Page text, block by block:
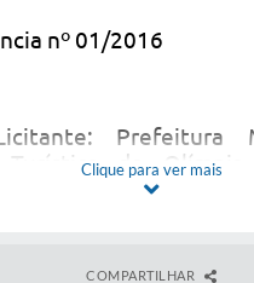
nº 01/2016
Prefeitura
Turística de Olímpia.
nº 01/2016.
de área localizada na
Clique para ver mais
COMPARTILHAR